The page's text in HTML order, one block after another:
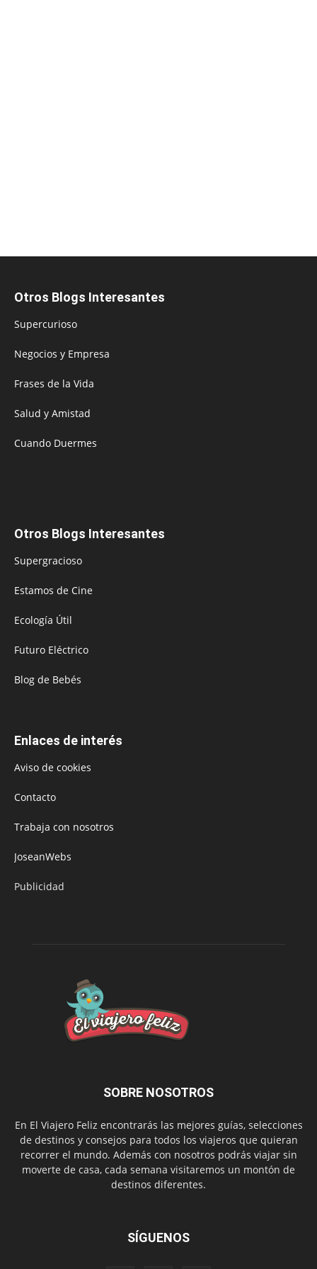
Otros Blogs Interesantes
Supercurioso
Negocios y Empresa
Frases de la Vida
Salud y Amistad
Cuando Duermes
Otros Blogs Interesantes
Supergracioso
Estamos de Cine
Ecología Útil
Futuro Eléctrico
Blog de Bebés
Enlaces de interés
Aviso de cookies
Contacto
Trabaja con nosotros
JoseanWebs
Publicidad
SOBRE NOSOTROS
En El Viajero Feliz encontrarás las mejores guías, selecciones
de destinos y consejos para todos los viajeros que quieran
recorrer el mundo. Además con nosotros podrás viajar sin
moverte de casa, cada semana visitaremos un montón de
destinos diferentes.
SÍGUENOS